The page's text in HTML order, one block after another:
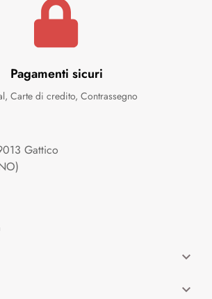
Pagamenti sicuri
Carte di credito, Contrassegno
Gattico

